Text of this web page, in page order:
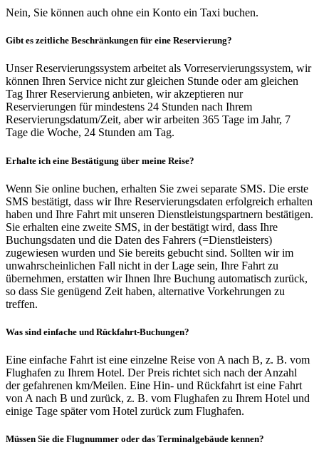
Nein, Sie können auch ohne ein Konto ein Taxi buchen.
Gibt es zeitliche Beschränkungen für eine Reservierung?
Unser Reservierungssystem arbeitet als Vorreservierungssystem, wir
können Ihren Service nicht zur gleichen Stunde oder am gleichen
Tag Ihrer Reservierung anbieten, wir akzeptieren nur
Reservierungen für mindestens 24 Stunden nach Ihrem
Reservierungsdatum/Zeit, aber wir arbeiten 365 Tage im Jahr, 7
Tage die Woche, 24 Stunden am Tag.
Erhalte ich eine Bestätigung über meine Reise?
Wenn Sie online buchen, erhalten Sie zwei separate SMS. Die erste
SMS bestätigt, dass wir Ihre Reservierungsdaten erfolgreich erhalten
haben und Ihre Fahrt mit unseren Dienstleistungspartnern bestätigen.
Sie erhalten eine zweite SMS, in der bestätigt wird, dass Ihre
Buchungsdaten und die Daten des Fahrers (=Dienstleisters)
zugewiesen wurden und Sie bereits gebucht sind. Sollten wir im
unwahrscheinlichen Fall nicht in der Lage sein, Ihre Fahrt zu
übernehmen, erstatten wir Ihnen Ihre Buchung automatisch zurück,
so dass Sie genügend Zeit haben, alternative Vorkehrungen zu
treffen.
Was sind einfache und Rückfahrt-Buchungen?
Eine einfache Fahrt ist eine einzelne Reise von A nach B, z. B. vom
Flughafen zu Ihrem Hotel. Der Preis richtet sich nach der Anzahl
der gefahrenen km/Meilen. Eine Hin- und Rückfahrt ist eine Fahrt
von A nach B und zurück, z. B. vom Flughafen zu Ihrem Hotel und
einige Tage später vom Hotel zurück zum Flughafen.
Müssen Sie die Flugnummer oder das Terminalgebäude kennen?